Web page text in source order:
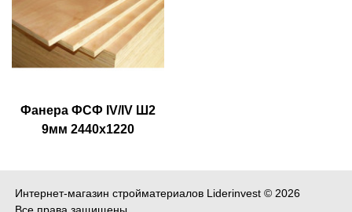
Фанера ФСФ IV/IV Ш2
9мм 2440х1220
Интернет-магазин стройматериалов Liderinvest © 2026